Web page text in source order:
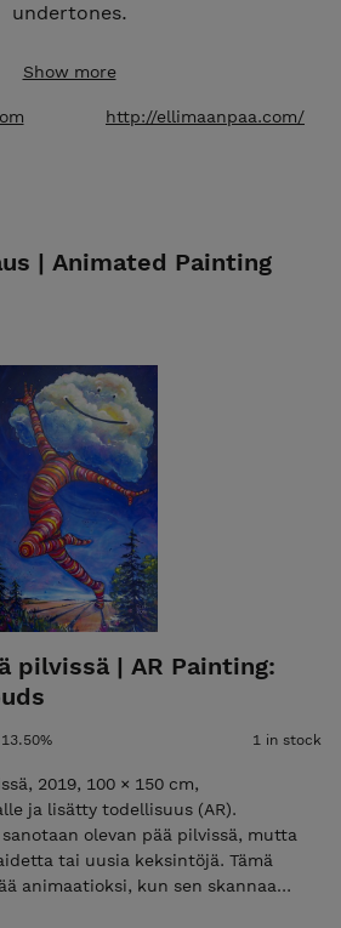
undertones.
Tilajakamo, Helsinki, Finland.
Show more
http://ellimaanpaa.com/
| Animated Painting
pilvissä | AR Painting:
1 in stock
2019, 100 × 150 cm,
ja lisätty todellisuus (AR).
olevan pää pilvissä, mutta
tai uusia keksintöjä. Tämä
animaatioksi, kun sen skannaa